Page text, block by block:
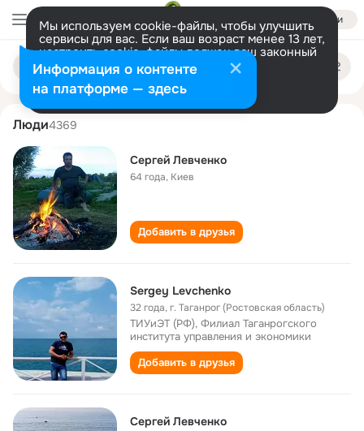
Войти
Мы используем cookie-файлы, чтобы улучшить
сервисы для вас. Если ваш возраст менее 13 лет,
настроить cookie-файлы должен ваш законный
представитель. Больше информации
Разрешить все Настроить
Поиск
людям
sergey levchenko
Люди4369
Сергей Левченко
64 года, Киев
Добавить в друзья
Sergey Levchenko
32 года,г. Таганрог (Ростовская область)
ТИУиЭТ (РФ), Филиал Таганрогского
института управления и экономики
Добавить в друзья
Сергей Левченко
Информация о контенте
на платформе — здесь